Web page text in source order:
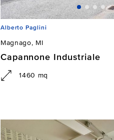
Alberto Paglini
Magnago, MI
Capannone Industriale
1460 mq